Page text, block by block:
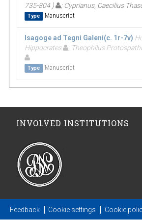
735-804 )
; Cyprianus, Caecilius
Type Manuscript
Isagoge ad Tegni Galeni(c. 1r-7v)
Hippocrates
; Theophilus
Type Manuscript
INVOLVED INSTITUTIONS
Feedback Cookie settings Cookie